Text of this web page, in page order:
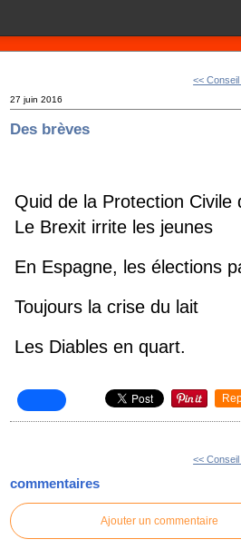
<<
27 juin 2016
Des brèves
Quid de la Protection Civile
Le Brexit irrite les jeunes
En Espagne, les élections
Toujours la crise du lait
Les Diables en quart.
<<
commentaires
Ajouter un commentaire